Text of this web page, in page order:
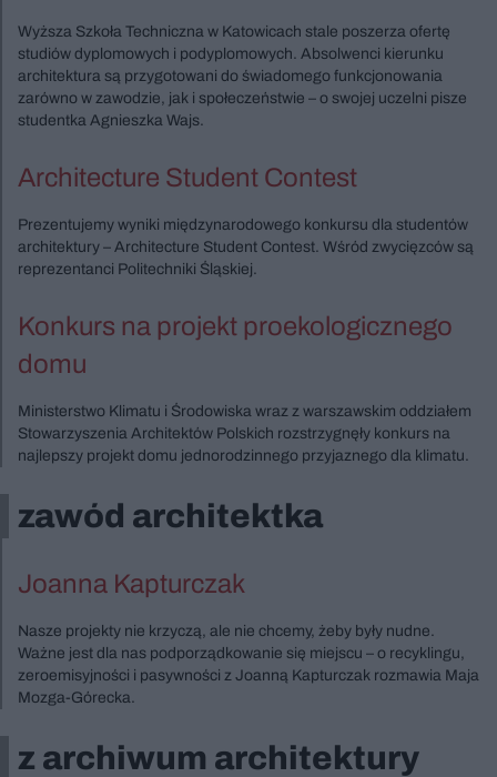
Wyższa Szkoła Techniczna w Katowicach stale poszerza ofertę
studiów dyplomowych i podyplomowych. Absolwenci kierunku
architektura są przygotowani do świadomego funkcjonowania
zarówno w zawodzie, jak i społeczeństwie – o swojej uczelni pisze
studentka Agnieszka Wajs.
Architecture Student Contest
Prezentujemy wyniki międzynarodowego konkursu dla studentów
architektury – Architecture Student Contest. Wśród zwycięzców są
reprezentanci Politechniki Śląskiej.
Konkurs na projekt proekologicznego
domu
Ministerstwo Klimatu i Środowiska wraz z warszawskim oddziałem
Stowarzyszenia Architektów Polskich rozstrzygnęły konkurs na
najlepszy projekt domu jednorodzinnego przyjaznego dla klimatu.
zawód architektka
Joanna Kapturczak
Nasze projekty nie krzyczą, ale nie chcemy, żeby były nudne.
Ważne jest dla nas podporządkowanie się miejscu – o recyklingu,
zeroemisyjności i pasywności z Joanną Kapturczak rozmawia Maja
Mozga-Górecka.
z archiwum architektury